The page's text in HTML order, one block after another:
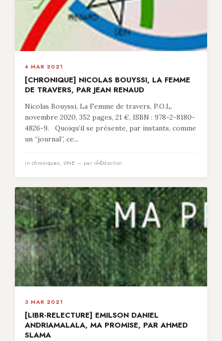
4 MAR 2021
[CHRONIQUE] NICOLAS BOUYSSI, LA FEMME
DE TRAVERS, PAR JEAN RENAUD
Nicolas Bouyssi, La Femme de travers, P.O.L,
novembre 2020, 352 pages, 21 €, ISBN : 978-2-8180-
4826-9. Quoiqu’il se présente, par instants, comme
un “journal”, ce...
in chroniques, UNE — par rÃ©daction
3 MAR 2021
[LIBR-RELECTURE] EMILSON DANIEL
ANDRIAMALALA, MA PROMISE, PAR AHMED
SLAMA